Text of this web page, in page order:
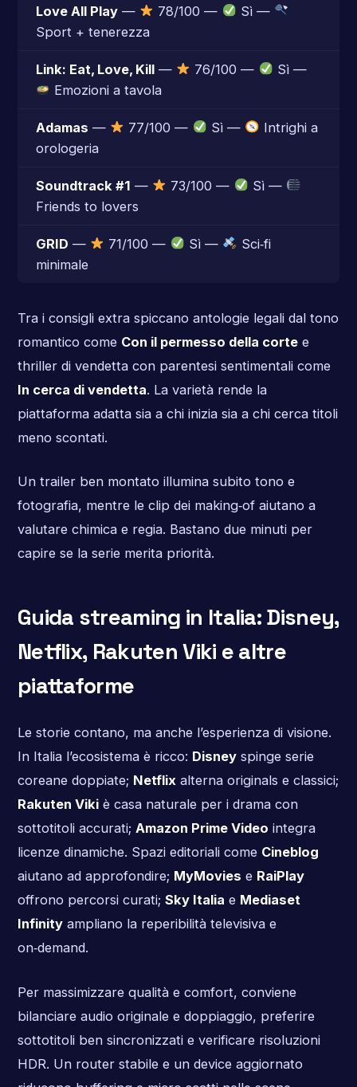
Love All Play— 78/100 —
Sì —
Sport + tenerezza
Link: Eat, Love, Kill— 76/100 —
Sì —
Emozioni a tavola
Adamas — 77/100 — Sì —
Intrighi a
orologeria
Soundtrack #1 — 73/100 —
Sì —
Friends to lovers
GRID — 71/100 — Sì —
Sci‑fi
minimale
Tra i consigli extra spiccano antologie legali dal tono
romantico come Con il permesso della cortee
thriller di vendetta con parentesi sentimentali come
In cerca di vendetta. La varietà rende la
piattaforma adatta sia a chi inizia sia a chi cerca titoli
meno scontati.
Un trailer ben montato illumina subito tono e
fotografia, mentre le clip dei making‑of aiutano a
valutare chimica e regia. Bastano due minuti per
capire se la serie merita priorità.
Guida streaming in Italia: Disney,
Netflix, Rakuten Viki e altre
piattaforme
Le storie contano, ma anche l’esperienza di visione.
In Italia l’ecosistema è ricco: Disneyspinge serie
coreane doppiate; Netflixalterna originals e classici;
Rakuten Vikiè casa naturale per i drama con
sottotitoli accurati; Amazon Prime Video integra
licenze dinamiche. Spazi editoriali come Cineblog
aiutano ad approfondire; MyMovies e RaiPlay
offrono percorsi curati; Sky Italia e Mediaset
Infinityampliano la reperibilità televisiva e
on‑demand.
Per massimizzare qualità e comfort, conviene
bilanciare audio originale e doppiaggio, preferire
sottotitoli ben sincronizzati e verificare risoluzioni
HDR. Un router stabile e un device aggiornato